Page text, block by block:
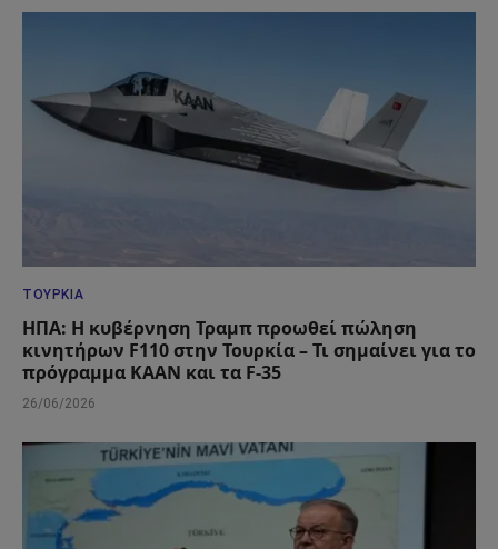
ΤΟΥΡΚΊΑ
ΗΠΑ: Η κυβέρνηση Τραμπ προωθεί πώληση
κινητήρων F110 στην Τουρκία – Τι σημαίνει για το
πρόγραμμα KAAN και τα F-35
26/06/2026